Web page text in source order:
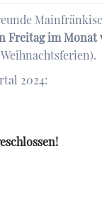
Freitag im Monat
2024: